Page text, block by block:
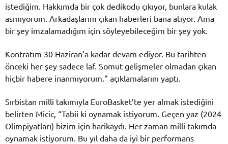
istediğim. Hakkımda bir çok dedikodu çıkıyor, bunlara kulak
asmıyorum. Arkadaşlarım çıkan haberleri bana atıyor. Ama
bir şey imzalamadığım için söyleyebileceğim bir şey yok.
Kontratım 30 Haziran’a kadar devam ediyor. Bu tarihten
önceki her şey sadece laf. Somut gelişmeler olmadan çıkan
hiçbir habere inanmıyorum.” açıklamalarını yaptı.
Sırbistan milli takımıyla EuroBasket’te yer almak istediğini
belirten Micic, “Tabii ki oynamak istiyorum. Geçen yaz (2024
Olimpiyatları) bizim için harikaydı. Her zaman milli takımda
oynamak istiyorum. Bu yıl daha da iyi bir performans